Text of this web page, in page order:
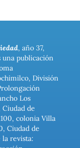
, año 37,
una publicación
División
Los
Ciudad de
colonia Villa
Ciudad de
revista: